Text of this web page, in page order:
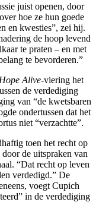
juist openen, door
hoe ze hun goede
en kwesties”, zei hij.
de hoop levend
te praten – en met
te bevorderen.”
Alive-viering het
de verdediging
van “de kwetsbaren
ondertussen dat het
niet “verzachtte”.
toen het recht op
de uitspraken van
“Dat recht op leven
verdedigd.” De
voegt Cupich
in de verdediging